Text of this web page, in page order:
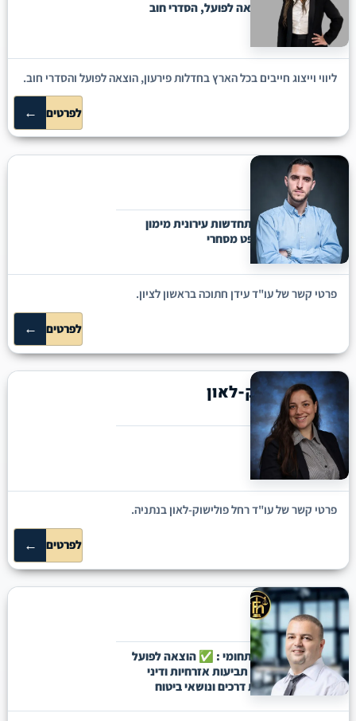
חדלות פירעון, הוצאה לפועל, הסדרי חוב
ליווי וייצוג חייבים בכל הארץ בחדלות פירעון, הוצאה לפועל והסדרי חוב.
לפרטים ←
עידן חתוכה
באר יעקב
נדל''ן ומקרקעין התחדשות עירונית מימון
משפטי אזרחי משפט מסחרי
פרטי קשר של עו"ד עידן חתוכה בראשון לציון.
לפרטים ←
רחל פולישוק-לאון
נתניה
בנקאות ומימון
פרטי קשר של עו"ד רחל פולישוק-לאון בנתניה.
לפרטים ←
פאדי חלבי
דאלית אל-כרמל
המשרד מתמחה בתחומי : ✅️ הוצאה לפועל
וחדלות פירעון. ✅️ תביעות אזרחיות ודיני
עבודה. ✅️ תאונות דרכים ונושאי ביטוח